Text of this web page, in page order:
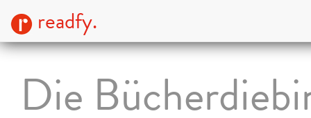
readfy.
Die